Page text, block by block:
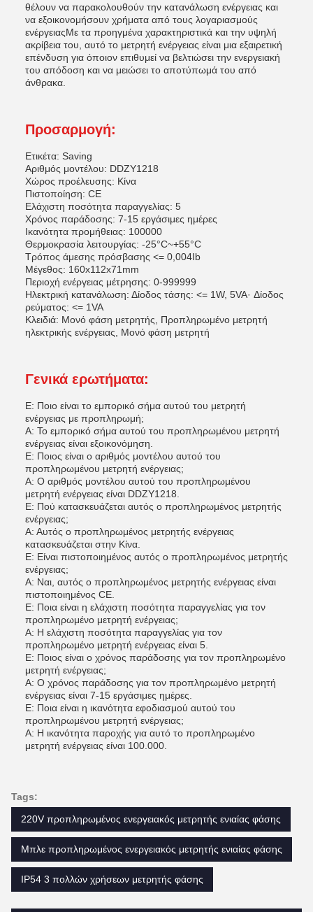
θέλουν να παρακολουθούν την κατανάλωση ενέργειας και
να εξοικονομήσουν χρήματα από τους λογαριασμούς
ενέργειαςΜε τα προηγμένα χαρακτηριστικά και την υψηλή
ακρίβεια του, αυτό το μετρητή ενέργειας είναι μια εξαιρετική
επένδυση για όποιον επιθυμεί να βελτιώσει την ενεργειακή
του απόδοση και να μειώσει το αποτύπωμά του από
άνθρακα.
Προσαρμογή:
Ετικέτα: Saving
Αριθμός μοντέλου: DDZY1218
Χώρος προέλευσης: Κίνα
Πιστοποίηση: CE
Ελάχιστη ποσότητα παραγγελίας: 5
Χρόνος παράδοσης: 7-15 εργάσιμες ημέρες
Ικανότητα προμήθειας: 100000
Θερμοκρασία λειτουργίας: -25°C~+55°C
Τρόπος άμεσης πρόσβασης <= 0,004Ib
Μέγεθος: 160x112x71mm
Περιοχή ενέργειας μέτρησης: 0-999999
Ηλεκτρική κατανάλωση: Δίοδος τάσης: <= 1W, 5VA· Δίοδος
ρεύματος: <= 1VA
Κλειδιά: Μονό φάση μετρητής, Προπληρωμένο μετρητή
ηλεκτρικής ενέργειας, Μονό φάση μετρητή
Γενικά ερωτήματα:
Ε: Ποιο είναι το εμπορικό σήμα αυτού του μετρητή
ενέργειας με προπληρωμή;
Α: Το εμπορικό σήμα αυτού του προπληρωμένου μετρητή
ενέργειας είναι εξοικονόμηση.
Ε: Ποιος είναι ο αριθμός μοντέλου αυτού του
προπληρωμένου μετρητή ενέργειας;
Α: Ο αριθμός μοντέλου αυτού του προπληρωμένου
μετρητή ενέργειας είναι DDZY1218.
Ε: Πού κατασκευάζεται αυτός ο προπληρωμένος μετρητής
ενέργειας;
Α: Αυτός ο προπληρωμένος μετρητής ενέργειας
κατασκευάζεται στην Κίνα.
Ε: Είναι πιστοποιημένος αυτός ο προπληρωμένος μετρητής
ενέργειας;
Α: Ναι, αυτός ο προπληρωμένος μετρητής ενέργειας είναι
πιστοποιημένος CE.
Ε: Ποια είναι η ελάχιστη ποσότητα παραγγελίας για τον
προπληρωμένο μετρητή ενέργειας;
Α: Η ελάχιστη ποσότητα παραγγελίας για τον
προπληρωμένο μετρητή ενέργειας είναι 5.
Ε: Ποιος είναι ο χρόνος παράδοσης για τον προπληρωμένο
μετρητή ενέργειας;
Α: Ο χρόνος παράδοσης για τον προπληρωμένο μετρητή
ενέργειας είναι 7-15 εργάσιμες ημέρες.
Ε: Ποια είναι η ικανότητα εφοδιασμού αυτού του
προπληρωμένου μετρητή ενέργειας;
Α: Η ικανότητα παροχής για αυτό το προπληρωμένο
μετρητή ενέργειας είναι 100.000.
Tags:
220V προπληρωμένος ενεργειακός μετρητής ενιαίας φάσης
Μπλε προπληρωμένος ενεργειακός μετρητής ενιαίας φάσης
IP54 3 πολλών χρήσεων μετρητής φάσης